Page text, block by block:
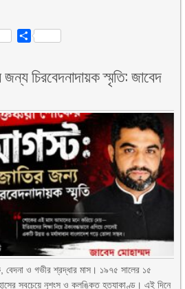
Share
চিরবেদনাদায়ক স্মৃতি: জাবেদ
ও গভীর শ্রদ্ধার মাস। ১৯৭৫ সালের ১৫
সবচেয়ে নৃশংস ও কলঙ্কিত হত্যাকাণ্ড। এই দিনে